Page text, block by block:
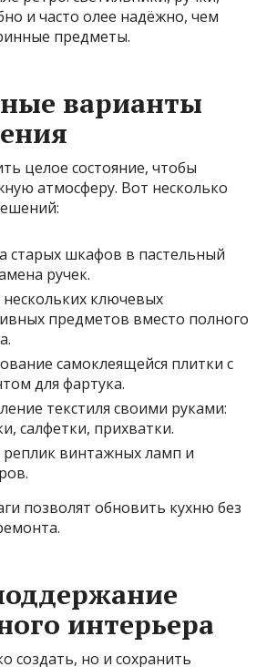
и часто олее надёжно, чем
предметы.
варианты
целое состояние, чтобы
атмосферу. Вот несколько
старых шкафов в пастельный
ручек.
ключевых
предметов вместо полного
самоклеящейся плитки с
для фартука.
текстиля своими руками:
салфетки, прихватки.
реплик винтажных ламп и
позволят обновить кухню без
интерьера
создать, но и сохранить